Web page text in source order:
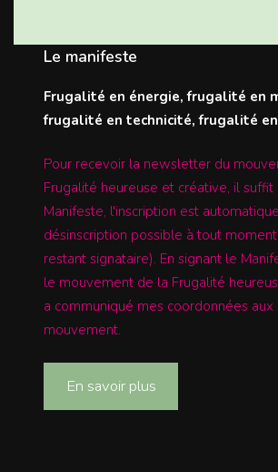
Le manifeste
Frugalité en énergie, frugalité en
frugalité en technicité, frugalité
Pour recevoir la newsletter du
Frugalité heureuse et créative, il
Manifeste, l'inscription est
désinscription possible à tout
restant signataire). En signant le
le mouvement de la Frugalité
a communiqué mes coordonnées
mouvement.
En savoir plus